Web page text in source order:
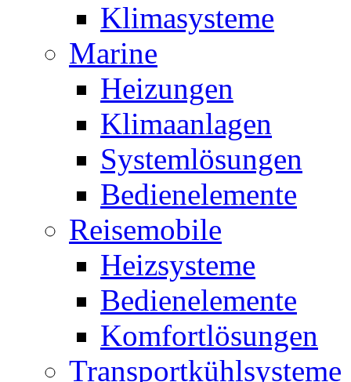
Klimasysteme
Marine
Heizungen
Klimaanlagen
Systemlösungen
Bedienelemente
Reisemobile
Heizsysteme
Bedienelemente
Komfortlösungen
Transportkühlsysteme